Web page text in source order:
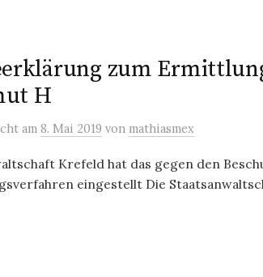
zum
H
am 8. Mai 2019 von mathiasmex
Krefeld hat das gegen den
eingestellt Die